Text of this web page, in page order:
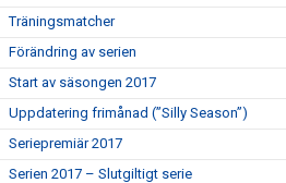
Träningsmatcher
Förändring av serien
Start av säsongen 2017
Uppdatering frimånad (”Silly Season”)
Seriepremiär 2017
Serien 2017 – Slutgiltigt serie